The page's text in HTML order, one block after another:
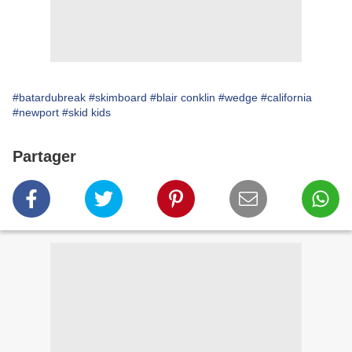
#batardubreak #skimboard #blair conklin #wedge #california
#newport #skid kids
Partager